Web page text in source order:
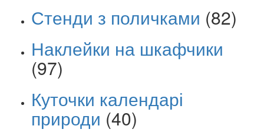
Стенди з поличками (82)
Наклейки на шкафчики
(97)
Куточки календарі
природи (40)